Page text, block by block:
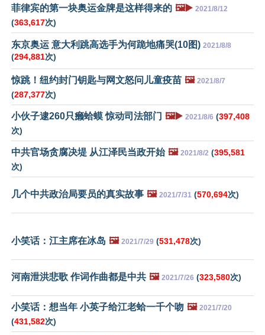
菲律宾的第一块奥运金牌是这样得来的 🖼️▶️ 2021/8/12
(363,617次)
东京奥运 意大利跳高选手为何跪地痛哭(10图) 2021/8/8
(294,881次)
惊跳！纽约封门钥匙与网文怒问儿童疫苗 🖼️ 2021/8/7
(287,377次)
小伙子逮260只癞蛤蟆 惊动司法部门 🖼️▶️ 2021/8/6 (397,408
次)
中共官场贪腐决堤 从江泽民当政开始 🖼️ 2021/8/2 (395,581
次)
几个中共政治局要员的真实故事 🖼️ 2021/7/31 (570,694次)
小笑话：江主席在冰岛 🖼️ 2021/7/29 (531,478次)
河南泄洪悲歌 作词作曲都是中共 🖼️ 2021/7/26 (323,580次)
小笑话：想当年 小英子给江老蛤一千个吻 🖼️ 2021/7/20
(431,582次)